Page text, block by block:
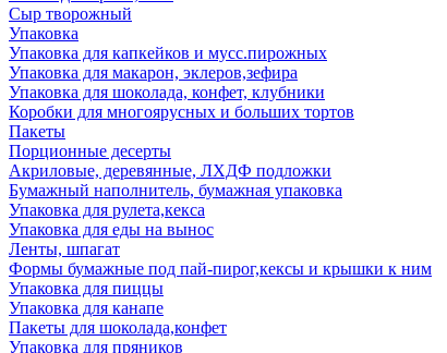
Сыр творожный
Упаковка
Упаковка для капкейков и мусс.пирожных
Упаковка для макарон, эклеров,зефира
Упаковка для шоколада, конфет, клубники
Коробки для многоярусных и больших тортов
Пакеты
Порционные десерты
Акриловые, деревянные, ЛХДФ подложки
Бумажный наполнитель, бумажная упаковка
Упаковка для рулета,кекса
Упаковка для еды на вынос
Ленты, шпагат
Формы бумажные под пай-пирог,кексы и крышки к ним
Упаковка для пиццы
Упаковка для канапе
Пакеты для шоколада,конфет
Упаковка для пряников